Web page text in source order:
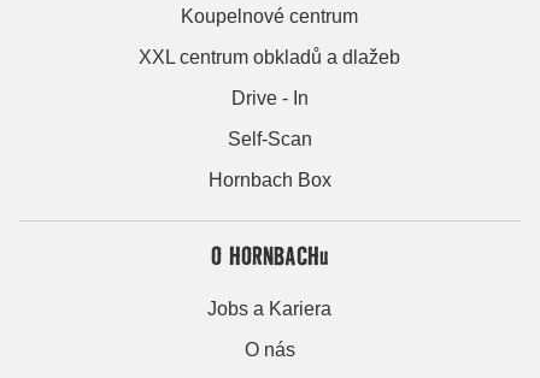
Koupelnové centrum
XXL centrum obkladů a dlažeb
Drive - In
Self-Scan
Hornbach Box
O HORNBACHu
Jobs a Kariera
O nás